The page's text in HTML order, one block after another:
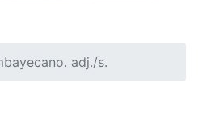
adj./s.